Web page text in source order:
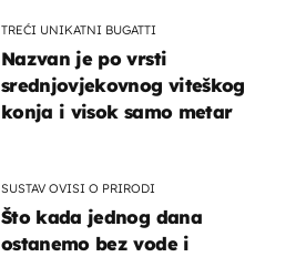
TREĆI UNIKATNI BUGATTI
Nazvan je po vrsti
srednjovjekovnog viteškog
konja i visok samo metar
SUSTAV OVISI O PRIRODI
Što kada jednog dana
ostanemo bez vode i